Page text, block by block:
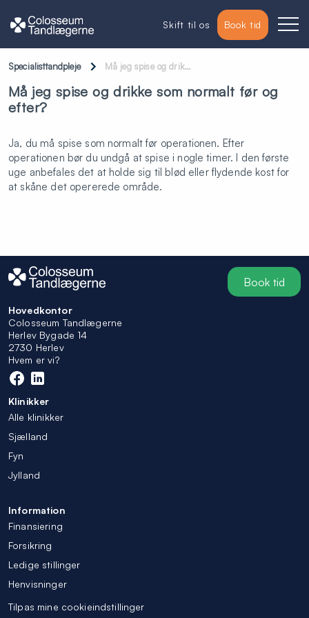
Specialisttandpleje Må jeg spise og drik…
Må jeg spise og drikke som normalt før og
efter?
Ja, du må spise som normalt før operationen. Efter
operationen bør du undgå at spise i nogle timer. I den første
uge anbefales det at holde sig til blød eller flydende kost for
at skåne det opererede område.
Book tid
Hovedkontor
Colosseum Tandlægerne
Herlev Bygade 14
2730 Herlev
Hvem er vi?
Klinikker
Alle klinikker
Sjælland
Fyn
Jylland
Information
Finansiering
Forsikring
Ledige stillinger
Henvisninger
Tilpas mine cookieindstillinger
Skift til os Book tid